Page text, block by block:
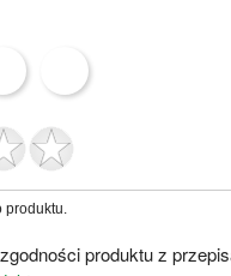
produktu.
produktu z